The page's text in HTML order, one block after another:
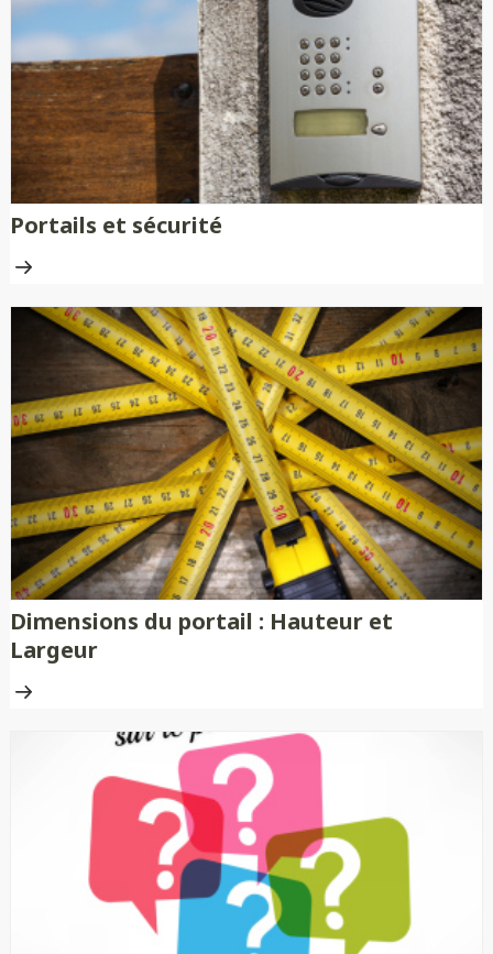
nécessitent aucune peinture ni
traitement anti-rouille.
Portails et sécurité
Dimensions du portail : Hauteur et
Largeur